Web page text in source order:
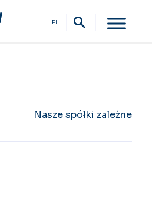
PL
Nasze spółki zależne